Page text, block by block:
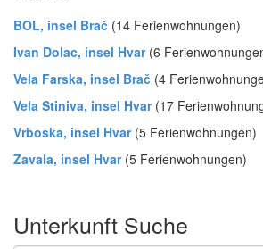
BOL, insel Brač (14 Ferienwohnungen)
Ivan Dolac, insel Hvar(6
Vela Farska, insel Brač (4
Vela Stiniva, insel Hvar(17
Vrboska, insel Hvar(5 Ferienwohnungen)
Zavala, insel Hvar(5 Ferienwohnungen)
Unterkunft Suche